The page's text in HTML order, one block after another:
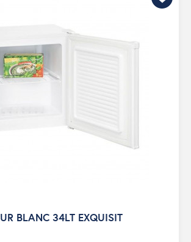
BLANC 34LT EXQUISIT